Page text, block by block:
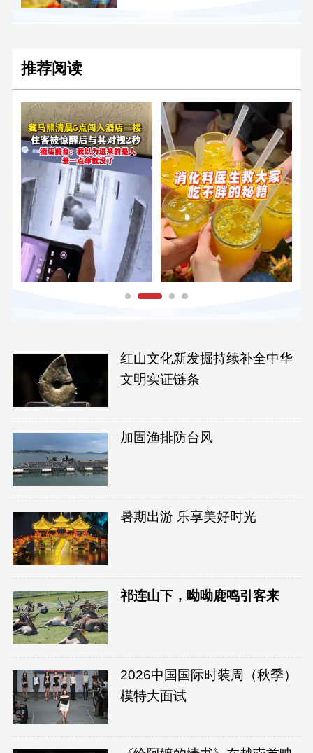
推荐阅读
红山文化新发掘持续补全中华
文明实证链条
加固渔排防台风
暑期出游 乐享美好时光
祁连山下，呦呦鹿鸣引客来
2026中国国际时装周（秋季）
模特大面试